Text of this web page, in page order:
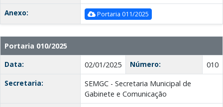
Anexo:
Portaria 011/2025
Portaria 010/2025
Data:
02/01/2025 Número:
010
Secretaria:
SEMGC - Secretaria Municipal de
Gabinete e Comunicação